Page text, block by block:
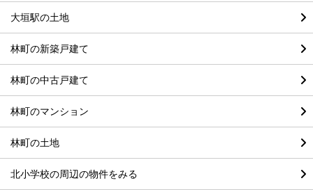
大垣駅の土地
林町の新築戸建て
林町の中古戸建て
林町のマンション
林町の土地
北小学校の周辺の物件をみる